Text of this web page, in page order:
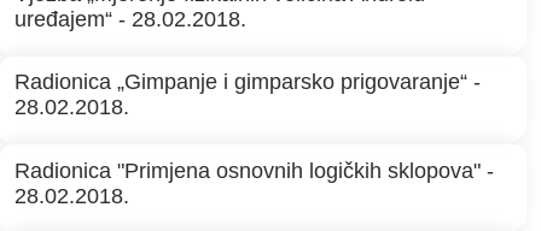
uređajem“ - 28.02.2018.
Radionica „Gimpanje i gimparsko prigovaranje“ -
28.02.2018.
Radionica "Primjena osnovnih logičkih sklopova" -
28.02.2018.